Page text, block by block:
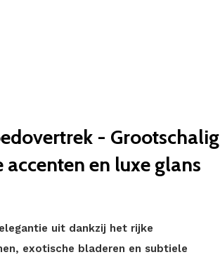
- Grootschalig
en luxe glans
uit dankzij het rijke
exotische bladeren en subtiele